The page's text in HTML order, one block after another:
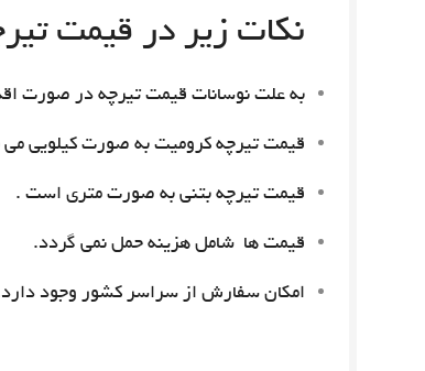
نکات زیر در قیمت
به علت نوسانات قیمت تیرچه در صورت
قیمت تیرچه کرومیت به صورت کیلویی می
قیمت تیرچه بتنی به صورت متری است .
قیمت ها شامل هزینه حمل نمی گردد.
امکان سفارش از سراسر کشور وجود